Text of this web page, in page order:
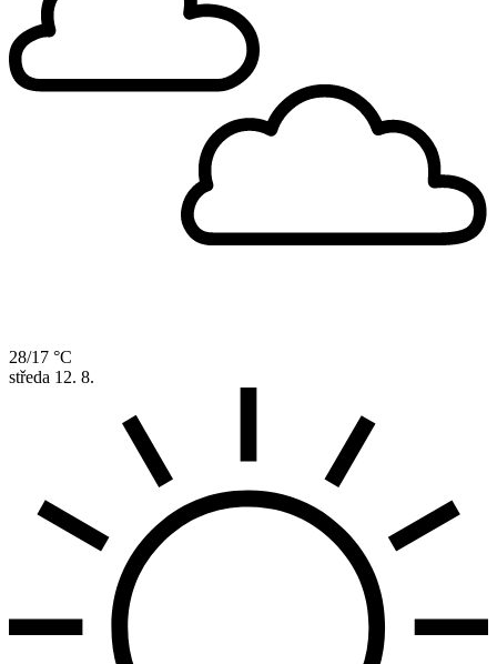
28/17 °C
středa 12. 8.